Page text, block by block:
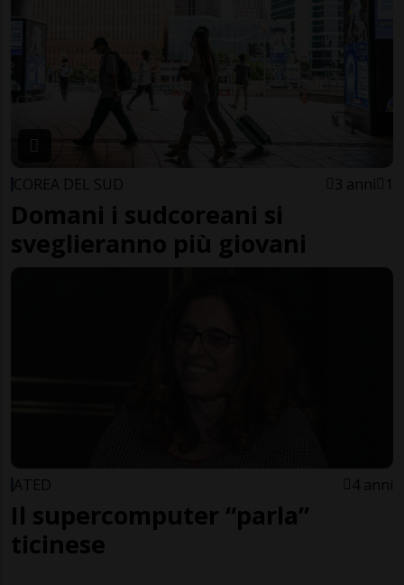
COREA DEL SUD 3 anni 1
Domani i sudcoreani si
sveglieranno più giovani
ATED 4 anni
Il supercomputer “parla”
ticinese